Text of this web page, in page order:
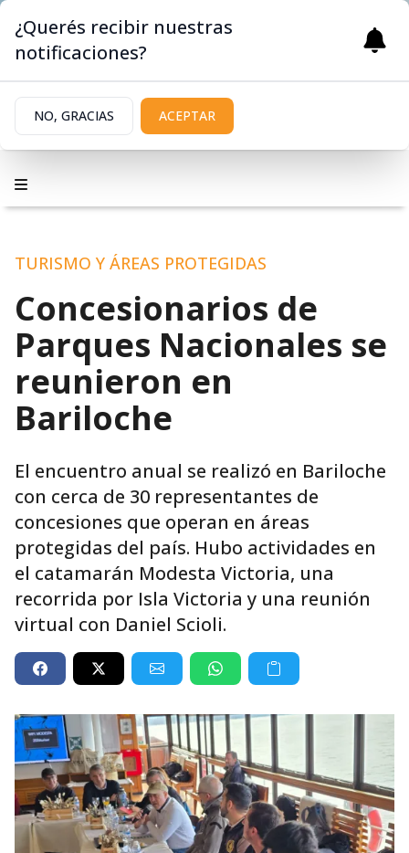
TURISMO Y ÁREAS PROTEGIDAS
Concesionarios de
Parques Nacionales se
reunieron en
Bariloche
El encuentro anual se realizó en Bariloche
con cerca de 30 representantes de
concesiones que operan en áreas
protegidas del país. Hubo actividades en
el catamarán Modesta Victoria, una
recorrida por Isla Victoria y una reunión
virtual con Daniel Scioli.
¿Querés recibir nuestras
notificaciones?
NO, GRACIAS ACEPTAR